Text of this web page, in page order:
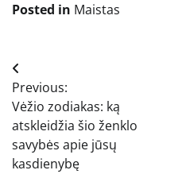
Posted in Maistas
Navigacija
tarp
įrašų
Previous:
Vėžio zodiakas: ką
atskleidžia šio ženklo
savybės apie jūsų
kasdienybę